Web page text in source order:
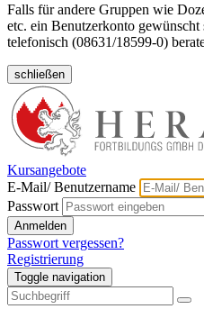
Falls für andere Gruppen wie
etc. ein Benutzerkonto
telefonisch (08631/18599-0)
schließen
Kursangebote
E-Mail/ Benutzername
Passwort
Anmelden
Passwort vergessen?
Registrierung
Toggle navigation